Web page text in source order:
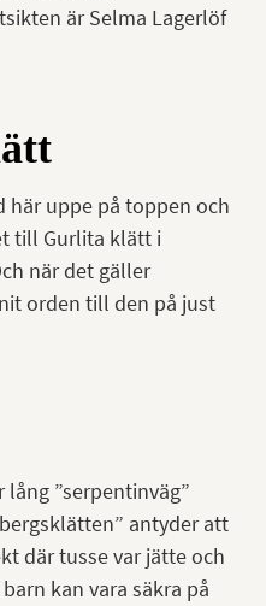
är Selma Lagerlöf
här uppe på toppen och
till Gurlita klätt i
när det gäller
orden till den på just
”serpentinväg”
antyder att
där tusse var jätte och
kan vara säkra på